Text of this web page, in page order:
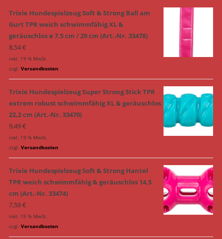
Trixie Hundespielzeug Soft & Strong Ball am
Gurt TPR weich schwimmfähig XL &
geräuschlos ø 7,5 cm / 29 cm (Art.-Nr. 33478)
8,54€
inkl. 19 % MwSt.
zzgl. Versandkosten
Trixie Hundespielzeug Super Strong Stick TPR
extrem robust schwimmfähig XL & geräuschlos
22,2 cm (Art.-Nr. 33470)
9,49€
inkl. 19 % MwSt.
zzgl. Versandkosten
Trixie Hundespielzeug Soft & Strong Hantel
TPR weich schwimmfähig & geräuschlos 14,5
cm (Art.-Nr. 33474)
7,59€
inkl. 19 % MwSt.
zzgl. Versandkosten